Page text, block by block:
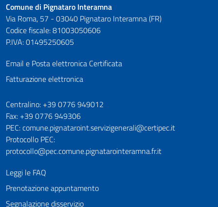
Comune di Pignataro Interamna
Via Roma, 57 - 03040 Pignataro Interamna (FR)
Codice fiscale: 81003050606
P.IVA: 01495250605
Email e Posta elettronica Certificata
Fatturazione elettronica
Numeri utili
Centralino: +39 0776 949012
Fax: +39 0776 949306
PEC: comune.pignataroint.servizigenerali@certipec.it
Protocollo PEC:
protocollo@pec.comune.pignatarointeramna.fr.it
Leggi le FAQ
Prenotazione appuntamento
Segnalazione disservizio